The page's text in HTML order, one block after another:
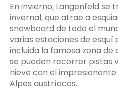
En invierno, Langenfeld
invernal, que atrae a
snowboard de todo el
varias estaciones de esquí
incluida la famosa zona de
se pueden recorrer pistas
nieve con el
Alpes austríacos.